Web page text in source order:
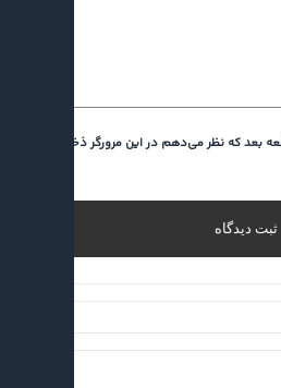
بعد که نظر می‌دهم در این مرورگر ذخیره